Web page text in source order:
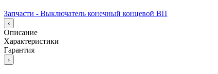
Запчасти - Выключатель конечный концевой ВП
‹
Описание
Характеристики
Гарантия
›